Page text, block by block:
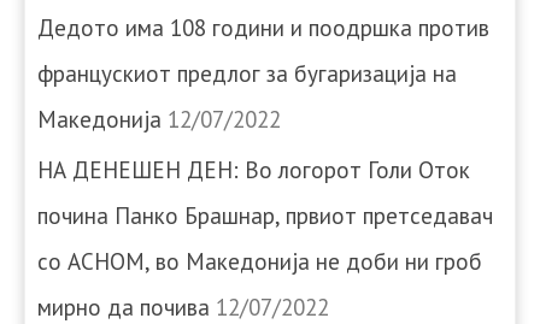
Дедото има 108 години и поодршка против
францускиот предлог за бугаризација на
Македонија 12/07/2022
НА ДЕНЕШЕН ДЕН: Во логорот Голи Оток
почина Панко Брашнар, првиот претседавач
со АСНОМ, во Македонија не доби ни гроб
мирно да почива 12/07/2022